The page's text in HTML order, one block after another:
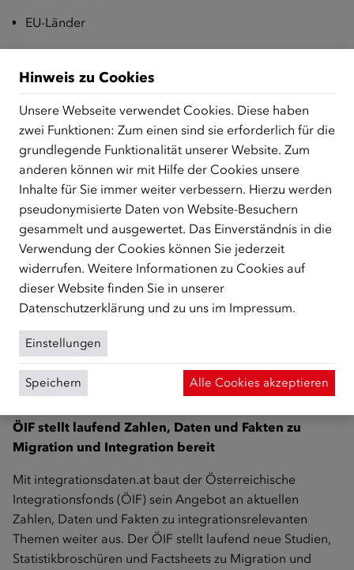
EU-Länder
Frauen
Rot-Weiß-Rot-Karte
Ukraine
Interaktive Grafiken und Datenvisualisierungen
Das ÖIF-Angebotintegrationsdaten.at bietet
Nutzer/innen die Möglichkeit, zentrale Entwicklungen
und Trends anhand interaktiver Grafiken selbst
nachzuvollziehen. Datenreihen können individuell ein-
oder ausgeblendet werden, zusätzliche
Detailinformationen sind per Mouseover abrufbar. Damit
wird ein einfacher Zugang zu aktuellen Fakten und
Entwicklungen im Bereich Migration und Integration
geschaffen. Die dargestellten Kennzahlen werden – je
nach Verfügbarkeit der Daten – laufend aktualisiert.
ÖIF stellt laufend Zahlen, Daten und Fakten zu
Migration und Integration bereit
Mit integrationsdaten.at baut der Österreichische
Integrationsfonds (ÖIF) sein Angebot an aktuellen
Zahlen, Daten und Fakten zu integrationsrelevanten
Themen weiter aus. Der ÖIF stellt laufend neue Studien,
Statistikbroschüren und Factsheets zu Migration und
Hinweis zu Cookies
Unsere Webseite verwendet Cookies. Diese haben
zwei Funktionen: Zum einen sind sie erforderlich für die
grundlegende Funktionalität unserer Website. Zum
anderen können wir mit Hilfe der Cookies unsere
Inhalte für Sie immer weiter verbessern. Hierzu werden
pseudonymisierte Daten von Website-Besuchern
gesammelt und ausgewertet. Das Einverständnis in die
Verwendung der Cookies können Sie jederzeit
widerrufen. Weitere Informationen zu Cookies auf
dieser Website finden Sie in unserer
Datenschutzerklärung und zu uns im Impressum.
Einstellungen
Speichern Alle Cookies akzeptieren